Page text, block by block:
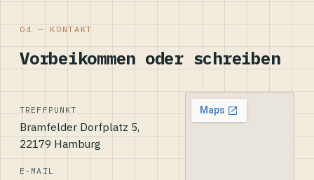
04 — KONTAKT
Vorbeikommen oder schreiben
TREFFPUNKT
Bramfelder Dorfplatz 5,
22179 Hamburg
E-MAIL